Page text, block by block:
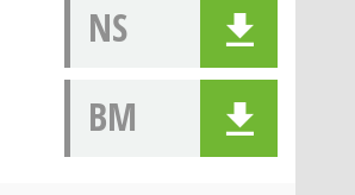
NS
BM